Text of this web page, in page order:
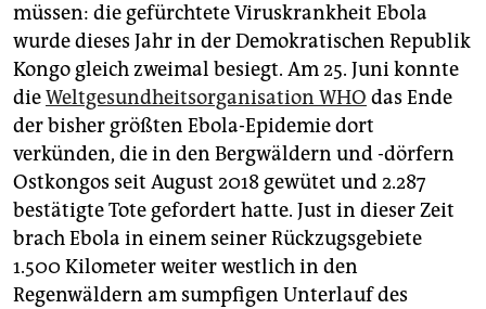
genossenschaft
epaper login
müssen: die gefürchtete Viruskrankheit Ebola
wurde dieses Jahr in der Demokratischen Republik
Kongo gleich zweimal besiegt. Am 25. Juni konnte
dieWeltgesundheitsorganisation WHO das Ende
der bisher größten Ebola-Epidemie dort
verkünden, die in den Bergwäldern und -dörfern
Ostkongos seit August 2018 gewütet und 2.287
bestätigte Tote gefordert hatte. Just in dieser Zeit
brach Ebola in einem seiner Rückzugsgebiete
1.500 Kilometer weiter westlich in den
Regenwäldern am sumpfigen Unterlauf des